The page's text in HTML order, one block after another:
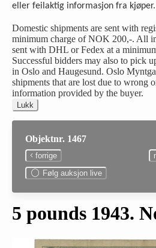
eller feilaktig informasjon fra kjøper.
Domestic shipments are sent with
minimum charge of NOK 200,-. All
sent with DHL or Fedex at a
Successful bidders may also to pick
in Oslo and Haugesund. Oslo
shipments that are lost due to wrong
information provided by the buyer.
Lukk
Objektnr. 1467
forrige
Følg auksjon live
5 pounds 1943.